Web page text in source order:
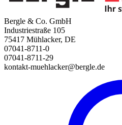
Bergle & Co. GmbH
Industriestraße 105
75417 Mühlacker, DE
07041-8711-0
07041-8711-29
kontakt-muehlacker@bergle.de